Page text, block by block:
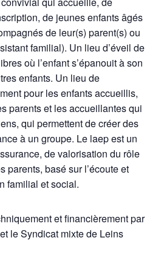
de jeunes enfants âgés
de leur(s) parent(s) ou
familial). Un lieu d’éveil de
où l’enfant s’épanouit à son
enfants. Un lieu de
pour les enfants accueillis,
parents et les accueillantes qui
qui permettent de créer des
à un groupe. Le laep est un
de valorisation du rôle
parents, basé sur l’écoute et
familial et social.
et financièrement par
le Syndicat mixte de Leins